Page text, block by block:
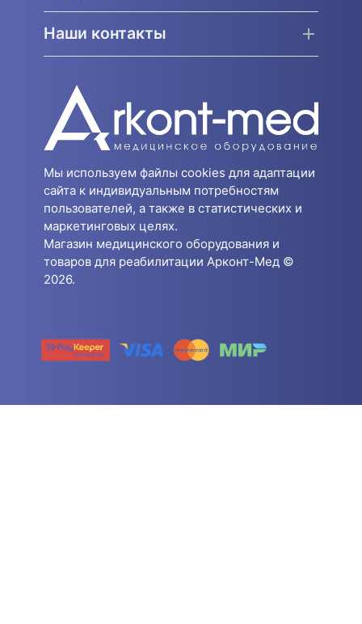
Наши контакты
Мы используем файлы cookies для адаптации
сайта к индивидуальным потребностям
пользователей, а также в статистических и
маркетинговых целях.
Магазин медицинского оборудования и
товаров для реабилитации Арконт-Мед ©
2026.